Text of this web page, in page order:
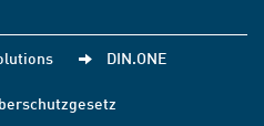
DIN.ONE